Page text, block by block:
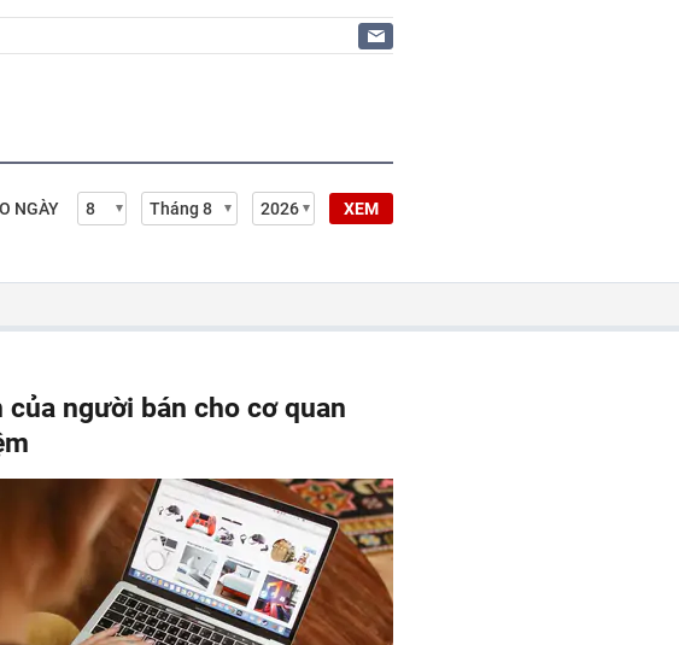
NGÀY XEM
người bán cho cơ quan